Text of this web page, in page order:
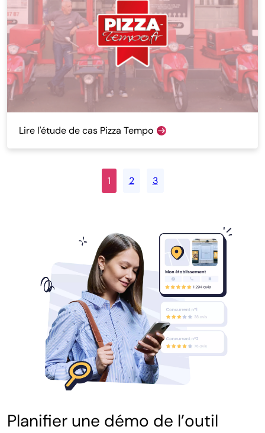
Lire l'étude de cas Pizza Tempo
1 2 3
Planifier une démo de l’outil